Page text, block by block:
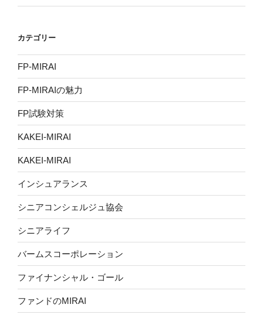
カテゴリー
FP-MIRAI
FP-MIRAIの魅力
FP試験対策
KAKEI-MIRAI
KAKEI-MIRAI
インシュアランス
シニアコンシェルジュ協会
シニアライフ
バームスコーポレーション
ファイナンシャル・ゴール
ファンドのMIRAI